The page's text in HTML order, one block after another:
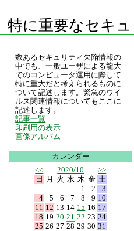
特に重要なセキ
数あるセキュリティ欠陥情報の
中でも、一般ユーザによる龍大
でのコンピュータ運用に際して
特に重大だと考えられるものに
ついて記述します。緊急のウイ
ルス関連情報についてもここに
記述します。
記事一覧
印刷用の表示
画像アルバム
カレンダー
<<
2020/10
>>
日
月 火 水 木 金 土
1
2
3
4
5 6 7 8 9 10
11 12 13 14 15 16 17
18 19 20 21 22 23 24
25 26 27 28 29 30 31